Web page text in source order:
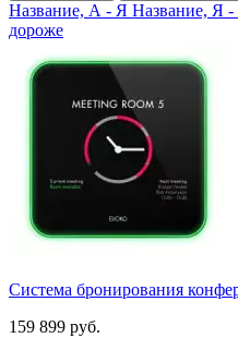
Название, А - Я Название, Я
дороже
Система бронирования
159 899 руб.